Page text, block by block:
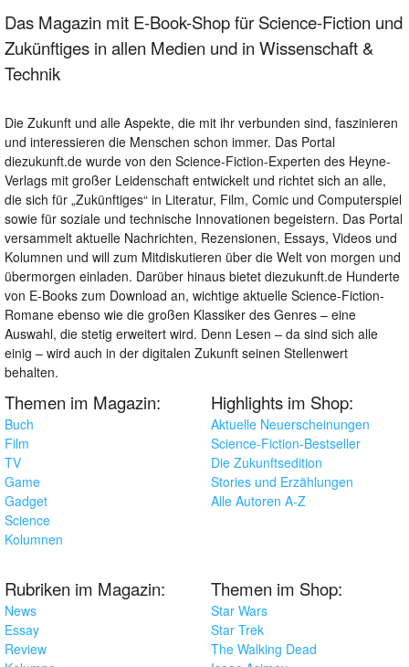
Das Magazin mit E-Book-Shop für Science-Fiction und
Zukünftiges in allen Medien und in Wissenschaft &
Technik
Die Zukunft und alle Aspekte, die mit ihr verbunden sind, faszinieren
und interessieren die Menschen schon immer. Das Portal
diezukunft.de wurde von den Science-Fiction-Experten des Heyne-
Verlags mit großer Leidenschaft entwickelt und richtet sich an alle,
die sich für „Zukünftiges“ in Literatur, Film, Comic und Computerspiel
sowie für soziale und technische Innovationen begeistern. Das Portal
versammelt aktuelle Nachrichten, Rezensionen, Essays, Videos und
Kolumnen und will zum Mitdiskutieren über die Welt von morgen und
übermorgen einladen. Darüber hinaus bietet diezukunft.de Hunderte
von E-Books zum Download an, wichtige aktuelle Science-Fiction-
Romane ebenso wie die großen Klassiker des Genres – eine
Auswahl, die stetig erweitert wird. Denn Lesen – da sind sich alle
einig – wird auch in der digitalen Zukunft seinen Stellenwert
behalten.
Themen im Magazin:
Buch
Film
TV
Game
Gadget
Science
Kolumnen
Highlights im Shop:
Aktuelle Neuerscheinungen
Science-Fiction-Bestseller
Die Zukunftsedition
Stories und Erzählungen
Alle Autoren A-Z
Rubriken im Magazin:
News
Essay
Review
Themen im Shop:
Star Wars
Star Trek
The Walking Dead